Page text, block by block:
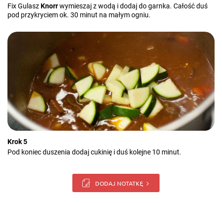
Fix GulaszKnorrwymieszaj z wodą i dodaj do garnka. Całość duś
pod przykryciem ok. 30 minut na małym ogniu.
Krok 5
Pod koniec duszenia dodaj cukinię i duś kolejne 10 minut.
DODAJ NOTATKĘ